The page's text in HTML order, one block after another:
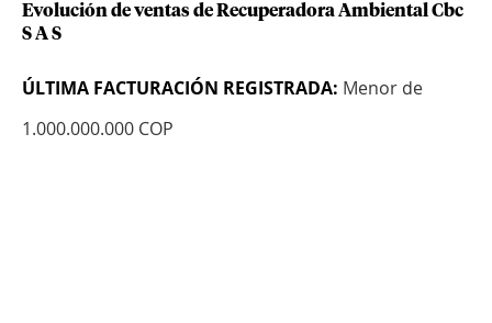
Evolución de ventas de Recuperadora Ambiental Cbc
S A S
ÚLTIMA FACTURACIÓN REGISTRADA: Menor de
1.000.000.000 COP